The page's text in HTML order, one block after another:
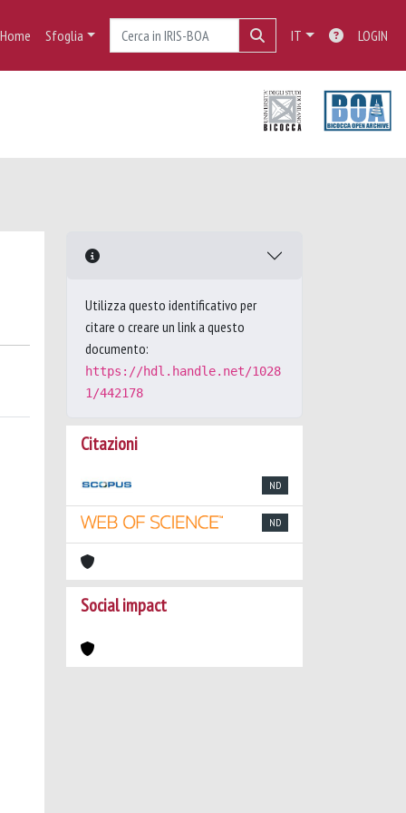
Home Sfoglia IT LOGIN
Utilizza questo identificativo per
citare o creare un link a questo
documento:
https://hdl.handle.net/1028
1/442178
Citazioni
ND
ND
Social impact